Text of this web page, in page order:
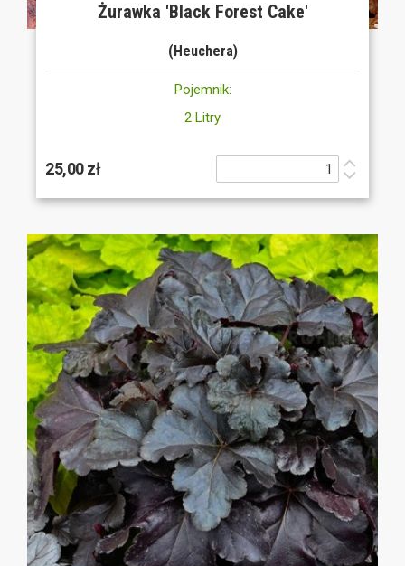
Żurawka 'Black Forest Cake'
(Heuchera)
Pojemnik:
2 Litry
25,00 zł